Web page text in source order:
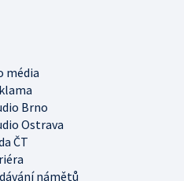
média
Brno
Ostrava
ČT
námětů